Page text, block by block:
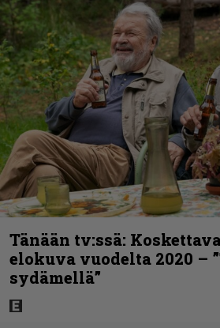
Tänään tv:ssä:
elokuva vuodelta 2020 –
sydämellä”